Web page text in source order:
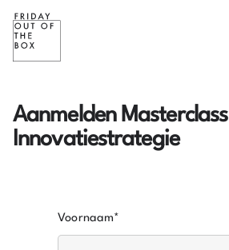
Aanmelden Masterclass
Innovatiestrategie
Voornaam*